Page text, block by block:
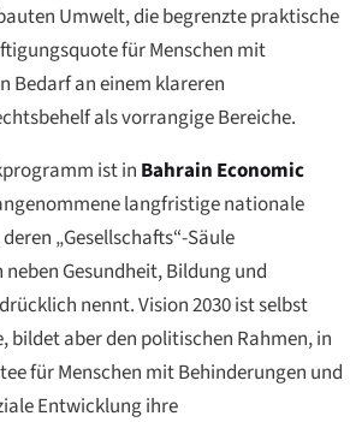
Umwelt, die begrenzte praktische
für Menschen mit
Bedarf an einem klareren
als vorrangige Bereiche.
ist in Bahrain Economic
langfristige nationale
„Gesellschafts“-Säule
Gesundheit, Bildung und
nennt. Vision 2030 ist selbst
bildet aber den politischen Rahmen, in
für Menschen mit Behinderungen und
Entwicklung ihre